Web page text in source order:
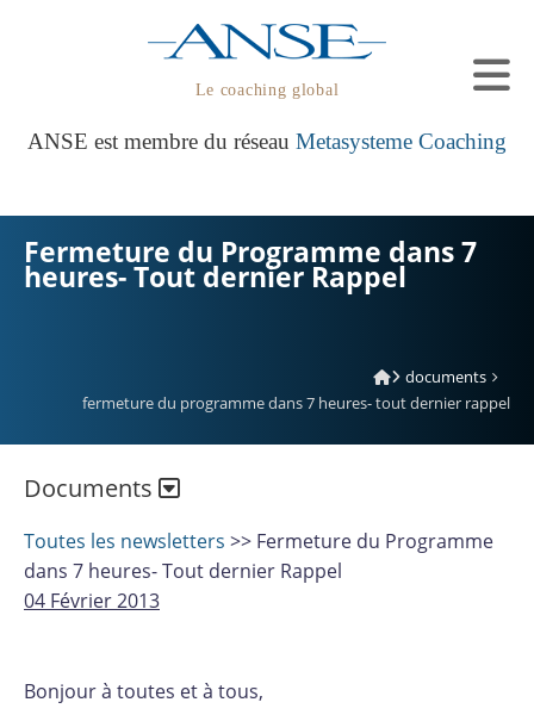
Le coaching global
ANSE est membre du réseau Metasysteme Coaching
Fermeture du Programme dans 7
heures- Tout dernier Rappel
documents
fermeture du programme dans 7 heures- tout dernier rappel
Documents
Toutes les newsletters >> Fermeture du Programme
dans 7 heures- Tout dernier Rappel
04 Février 2013
Bonjour à toutes et à tous,